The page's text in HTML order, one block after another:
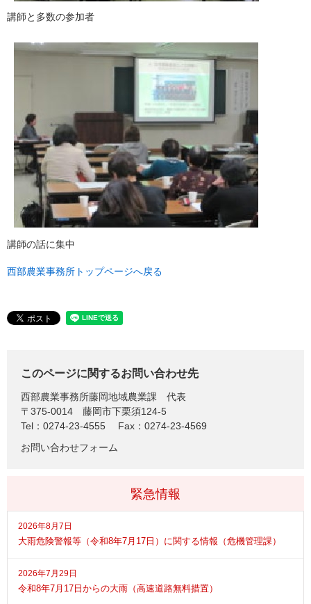
講師と多数の参加者
講師の話に集中
西部農業事務所トップページへ戻る
このページに関するお問い合わせ先
西部農業事務所藤岡地域農業課
代表
〒375-0014
藤岡市下栗須124-5
Tel：0274-23-4555
Fax：0274-23-4569
お問い合わせフォーム
緊急情報
2026年8月7日
大雨危険警報等（令和8年7月17日）に関する情報（危機管理課）
2026年7月29日
令和8年7月17日からの大雨（高速道路無料措置）